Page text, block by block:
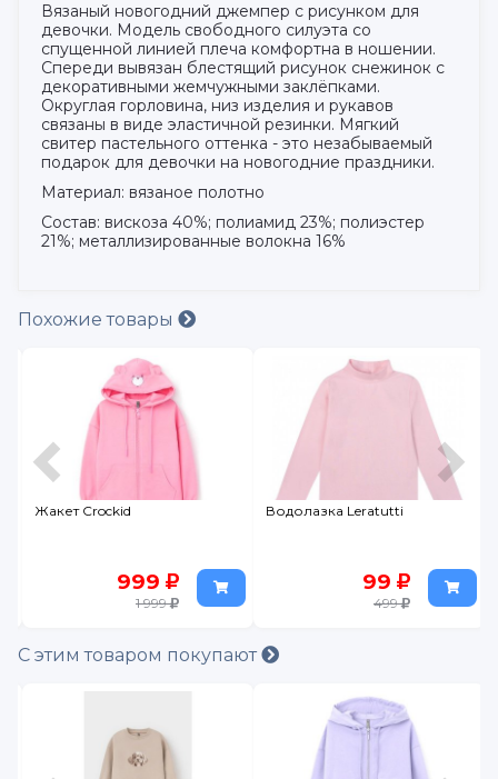
Вязаный новогодний джемпер с рисунком для
девочки. Модель свободного силуэта со
спущенной линией плеча комфортна в ношении.
Спереди вывязан блестящий рисунок снежинок с
декоративными жемчужными заклёпками.
Округлая горловина, низ изделия и рукавов
связаны в виде эластичной резинки. Мягкий
свитер пастельного оттенка - это незабываемый
подарок для девочки на новогодние праздники.
Материал: вязаное полотно
Состав: вискоза 40%; полиамид 23%; полиэстер
21%; металлизированные волокна 16%
Похожие товары
Жакет Crockid
999
1 999
Водолазка Leratutti
99
499
С этим товаром покупают